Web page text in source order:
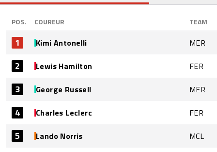
POS. COUREUR TEAM
1 Kimi Antonelli MER
2 Lewis Hamilton FER
3 George Russell MER
4 Charles Leclerc FER
5 Lando Norris MCL